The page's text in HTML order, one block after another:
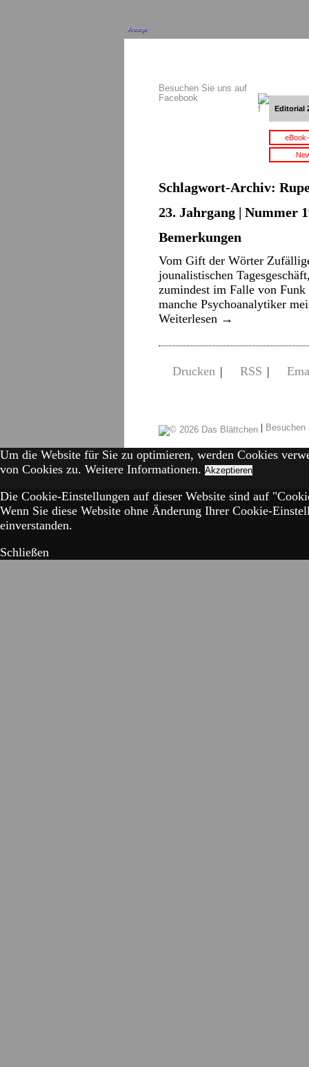
Anzeige
Besuchen Sie uns auf
Facebook
Editorial
Schlagwort-Archiv:
23. Jahrgang | Nummer
Bemerkungen
Vom Gift der Wörter
jounalistischen
zumindest im Falle von Funk
manche Psychoanalytiker
Weiterlesen →
Drucken | RSS |
|
Um die Website für Sie zu optimieren, werden Cookies
von Cookies zu. Weitere Informationen. Akzeptieren
Die Cookie-Einstellungen auf dieser Website sind auf
Wenn Sie diese Website ohne Änderung Ihrer Cookie-
einverstanden.
Schließen